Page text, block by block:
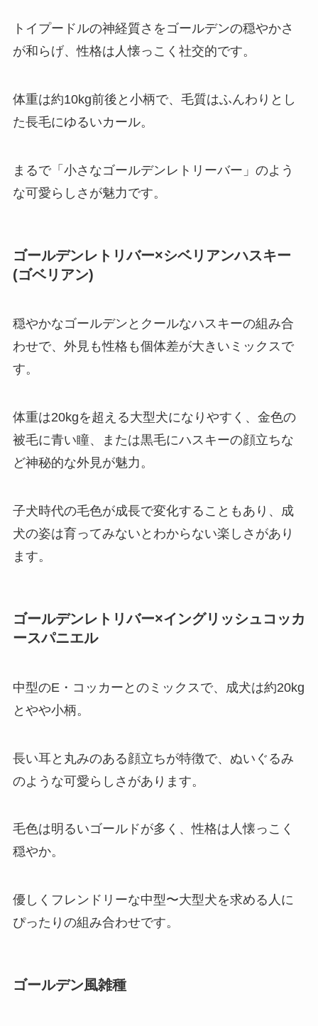
トイプードルの神経質さをゴールデンの穏やかさ
が和らげ、性格は人懐っこく社交的です。
体重は約10kg前後と小柄で、毛質はふんわりとし
た長毛にゆるいカール。
まるで「小さなゴールデンレトリーバー」のよう
な可愛らしさが魅力です。
ゴールデンレトリバー×シベリアンハスキー
(ゴベリアン)
穏やかなゴールデンとクールなハスキーの組み合
わせで、外見も性格も個体差が大きいミックスで
す。
体重は20kgを超える大型犬になりやすく、金色の
被毛に青い瞳、または黒毛にハスキーの顔立ちな
ど神秘的な外見が魅力。
子犬時代の毛色が成長で変化することもあり、成
犬の姿は育ってみないとわからない楽しさがあり
ます。
ゴールデンレトリバー×イングリッシュコッカ
ースパニエル
中型のE・コッカーとのミックスで、成犬は約20kg
とやや小柄。
長い耳と丸みのある顔立ちが特徴で、ぬいぐるみ
のような可愛らしさがあります。
毛色は明るいゴールドが多く、性格は人懐っこく
穏やか。
優しくフレンドリーな中型〜大型犬を求める人に
ぴったりの組み合わせです。
ゴールデン風雑種